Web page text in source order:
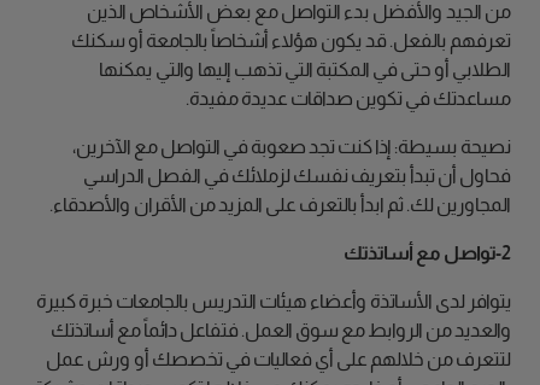
من الجيد والأفضل بدء التواصل مع بعض الأشخاص الذين
تعرفهم بالفعل. قد يكون هؤلاء أشخاصاً بالجامعة أو سكنك
الطلابي أو حتى في المكتبة التي تذهب إليها والتي يمكنها
مساعدتك في تكوين صداقات عديدة مفيدة.
نصيحة بسيطة: إذا كنت تجد صعوبة في التواصل مع الآخرين،
فحاول أن تبدأ بتعريف نفسك لزملائك في الفصل الدراسي
المجاورين لك. ثم ابدأ بالتعرف على المزيد من الأقران والأصدقاء.
2-تواصل مع أساتذتك
يتوافر لدى الأساتذة وأعضاء هيئات التدريس بالجامعات خبرة كبيرة
والعديد من الروابط مع سوق العمل. فتفاعل دائماً مع أساتذتك
لتتعرف من خلالهم على أي فعاليات في تخصصك أو ورش عمل